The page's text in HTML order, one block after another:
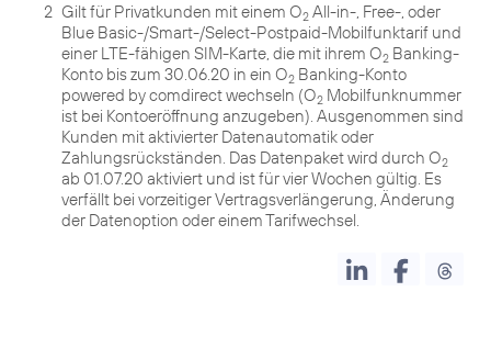
2 Gilt für Privatkunden mit einem O2 All-in-, Free-, oder
Blue Basic-/Smart-/Select-Postpaid-Mobilfunktarif und
einer LTE-fähigen SIM-Karte, die mit ihrem O2 Banking-
Konto bis zum 30.06.20 in ein O2 Banking-Konto
powered by comdirect wechseln (O2 Mobilfunknummer
ist bei Kontoeröffnung anzugeben). Ausgenommen sind
Kunden mit aktivierter Datenautomatik oder
Zahlungsrückständen. Das Datenpaket wird durch O2
ab 01.07.20 aktiviert und ist für vier Wochen gültig. Es
verfällt bei vorzeitiger Vertragsverlängerung, Änderung
der Datenoption oder einem Tarifwechsel.